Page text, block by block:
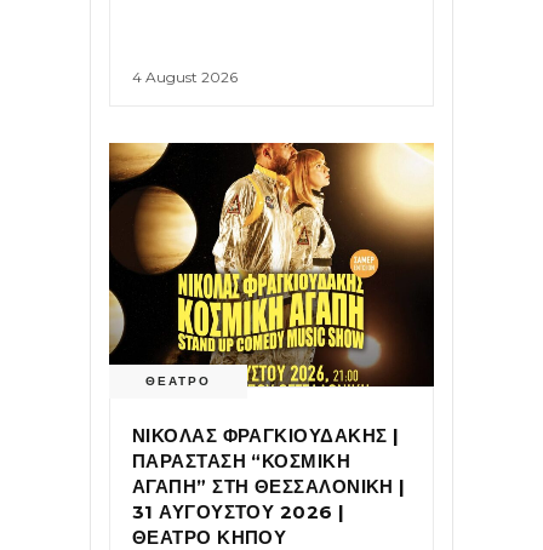
4 August 2026
ΘΕΑΤΡΟ
ΝΙΚΟΛΑΣ ΦΡΑΓΚΙΟΥΔΑΚΗΣ |
ΠΑΡΑΣΤΑΣΗ “ΚΟΣΜΙΚΗ
ΑΓΑΠΗ” ΣΤΗ ΘΕΣΣΑΛΟΝΙΚΗ |
31 ΑΥΓΟΥΣΤΟΥ 2026 |
ΘΕΑΤΡΟ ΚΗΠΟΥ